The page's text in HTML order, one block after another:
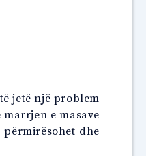
jetë një problem
e masave
dhe